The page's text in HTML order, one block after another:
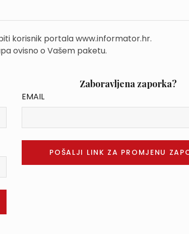
korisnik portala www.informator.hr.
ovisno o Vašem paketu.
Zaboravljena zaporka?
EMAIL